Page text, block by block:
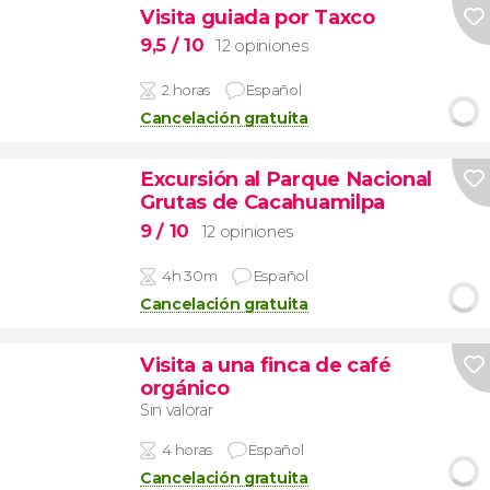
Visita guiada por Taxco
9,5 / 10 12 opiniones
2 horas Español
Cancelación gratuita
Excursión al Parque Nacional
Grutas de Cacahuamilpa
9/ 10 12 opiniones
4h 30m Español
Cancelación gratuita
Visita a una finca de café
orgánico
Sin valorar
4 horas Español
Cancelación gratuita